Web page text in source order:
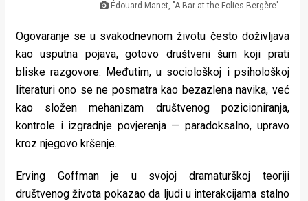
u
pokretu
Ideje
koje
Urban
Édouard Manet, "A Bar at the Folies-Bergère"
Ogovaranje se u svakodnevnom životu često doživljava
kao usputna pojava, gotovo društveni šum koji prati
bliske razgovore. Međutim, u sociološkoj i psihološkoj
literaturi ono se ne posmatra kao bezazlena navika, već
kao složen mehanizam društvenog pozicioniranja,
kontrole i izgradnje povjerenja — paradoksalno, upravo
kroz njegovo kršenje.
Erving Goffman je u svojoj dramaturškoj teoriji
društvenog života pokazao da ljudi u interakcijama stalno